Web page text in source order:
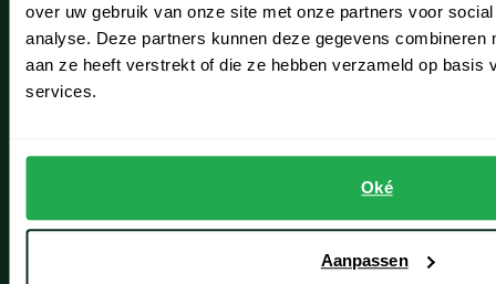
over uw gebruik van onze site met onze partners voor
analyse. Deze partners kunnen deze gegevens combineren
aan ze heeft verstrekt of die ze hebben verzameld op basis
services.
Oké
Aanpassen
Noordwijk
Oegstgeest
Grote maten herenkleding